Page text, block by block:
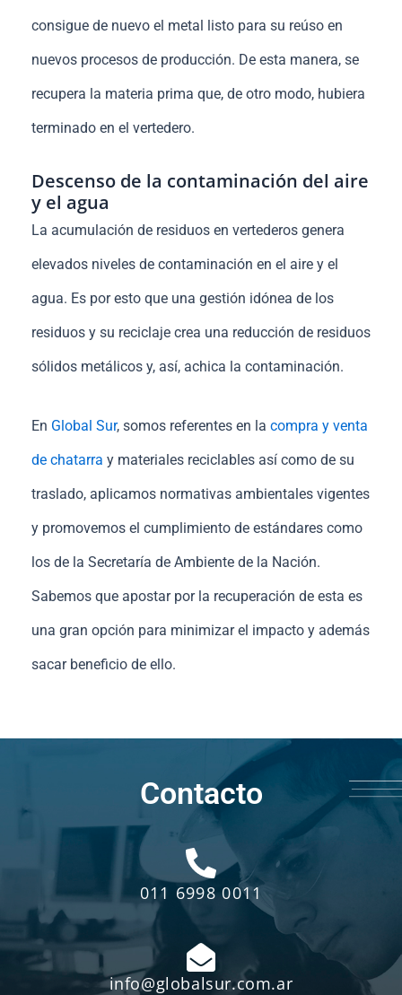
consigue de nuevo el metal listo para su reúso en
nuevos procesos de producción. De esta manera, se
recupera la materia prima que, de otro modo, hubiera
terminado en el vertedero.
Descenso de la contaminación del aire
y el agua
La acumulación de residuos en vertederos genera
elevados niveles de contaminación en el aire y el
agua. Es por esto que una gestión idónea de los
residuos y su reciclaje crea una reducción de residuos
sólidos metálicos y, así, achica la contaminación.
En Global Sur, somos referentes en la compra y venta
de chatarra y materiales reciclables así como de su
traslado, aplicamos normativas ambientales vigentes
y promovemos el cumplimiento de estándares como
los de la Secretaría de Ambiente de la Nación.
Sabemos que apostar por la recuperación de esta es
una gran opción para minimizar el impacto y además
sacar beneficio de ello.
Contacto
011 6998 0011
info@globalsur.com.ar